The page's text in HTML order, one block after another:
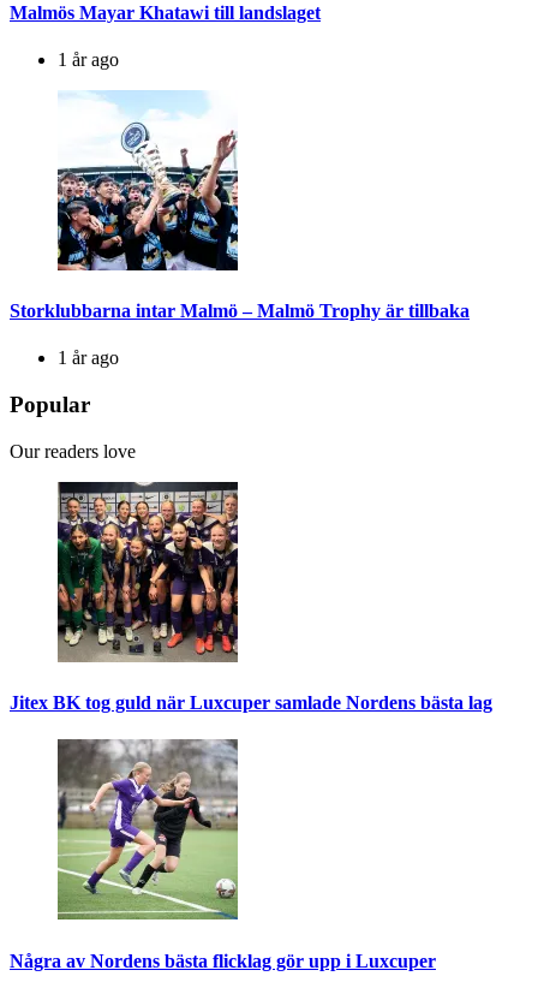
Malmös Mayar Khatawi till landslaget
1 år ago
Storklubbarna intar Malmö – Malmö Trophy är tillbaka
1 år ago
Popular
Our readers love
Jitex BK tog guld när Luxcuper samlade Nordens bästa lag
Några av Nordens bästa flicklag gör upp i Luxcuper